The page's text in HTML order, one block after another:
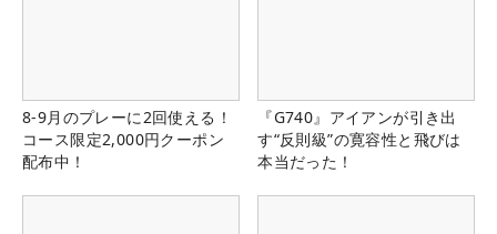
8-9月のプレーに2回使える！
コース限定2,000円クーポン
配布中！
『G740』アイアンが引き出
す“反則級”の寛容性と飛びは
本当だった！